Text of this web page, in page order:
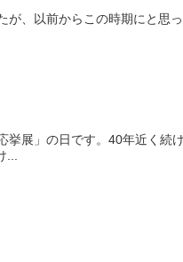
、以前からこの時期にと思
展」の日です。40年近く続
...